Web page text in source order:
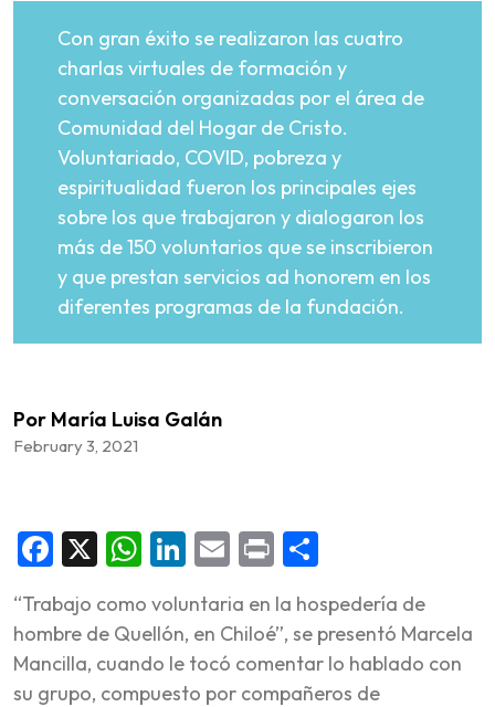
Con gran éxito se realizaron las cuatro
charlas virtuales de formación y
conversación organizadas por el área de
Comunidad del Hogar de Cristo.
Voluntariado, COVID, pobreza y
espiritualidad fueron los principales ejes
sobre los que trabajaron y dialogaron los
más de 150 voluntarios que se inscribieron
y que prestan servicios ad honorem en los
diferentes programas de la fundación.
Por María Luisa Galán
February 3, 2021
Facebook
X WhatsApp
LinkedIn
Email
Print
“Trabajo como voluntaria en la hospedería de
hombre de Quellón, en Chiloé”, se presentó Marcela
Mancilla, cuando le tocó comentar lo hablado con
su grupo, compuesto por compañeros de